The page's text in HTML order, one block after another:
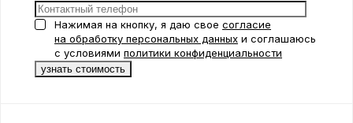
Нажимая на кнопку, я даю свое согласие
на обработку персональных данных и соглашаюсь
с условиями политики конфиденциальности